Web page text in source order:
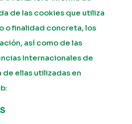
de las cookies que utiliza
o finalidad concreta, los
así como de las
Internacionales de
ellas utilizadas en